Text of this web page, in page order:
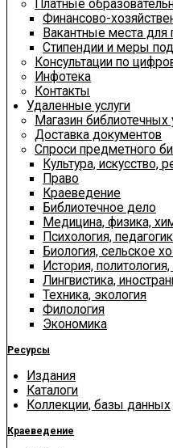
Платные
Финансово-
Вакантные места
Стипендии и меры
Консультации по
Инфотека
Контакты
Удаленные услуги
Магазин библиотечных
Доставка документов
Спроси предметного
Культура, искусство,
Право
Краеведение
Библиотечное дело
Медицина, физика,
Психология,
Биология, сельское
История,
Лингвистика,
Техника, экология
Филология
Экономика
Ресурсы
Издания
Каталоги
Коллекции, базы данных
Краеведение